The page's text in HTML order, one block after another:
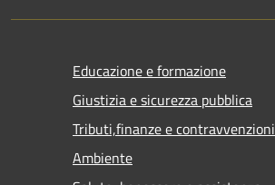
Educazione e formazione
Giustizia e sicurezza pubblica
Tributi,finanze e contravvenzioni
Ambiente